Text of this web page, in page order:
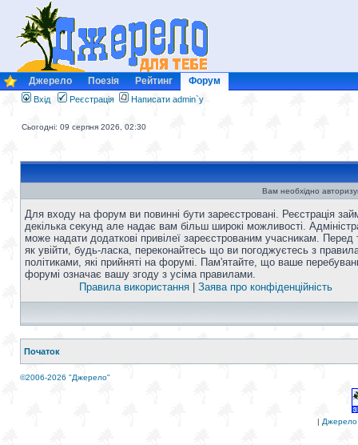
Джерело Поезія Рейтинг Форум
Вхід Реєстрація Написати admin`у
Сьогодні: 09 серпня 2026, 02:30
Вам необхідно
Для входу на форум ви повинні бути зареєстровані. Реєстрація
декілька секунд але надає вам більш широкі можливості.
може надати додаткові привілеї зареєстрованим учасникам. Перед
як увійти, будь-ласка, переконайтесь що ви погоджуєтесь з
політиками, які прийняті на форумі. Пам'ятайте, що ваше
форумі означає вашу згоду з усіма правилами.
Правила використання
Заява про конфіденційність
Початок
©2006-2026 "Джерело"
| Джерело